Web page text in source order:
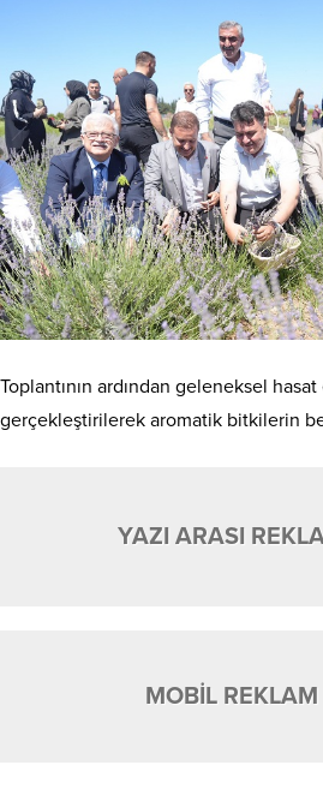
Toplantının ardından geleneksel
gerçekleştirilerek aromatik bitkilerin
YAZI ARASI
MOBİL